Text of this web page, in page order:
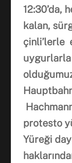
12:30’da,
kalan,
çinli’lerle
uygurlarla
olduğ
protesto
Yüreği
hakları